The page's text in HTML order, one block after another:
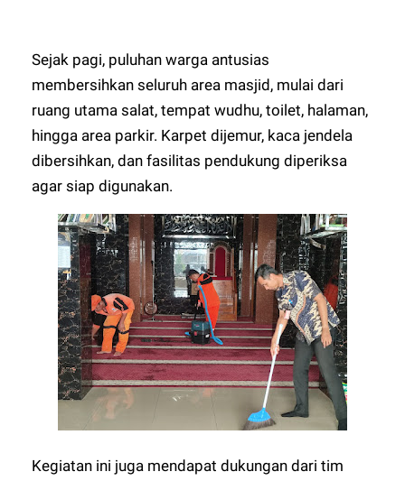
Sejak pagi, puluhan warga antusias
membersihkan seluruh area masjid, mulai dari
ruang utama salat, tempat wudhu, toilet, halaman,
hingga area parkir. Karpet dijemur, kaca jendela
dibersihkan, dan fasilitas pendukung diperiksa
agar siap digunakan.
Kegiatan ini juga mendapat dukungan dari tim